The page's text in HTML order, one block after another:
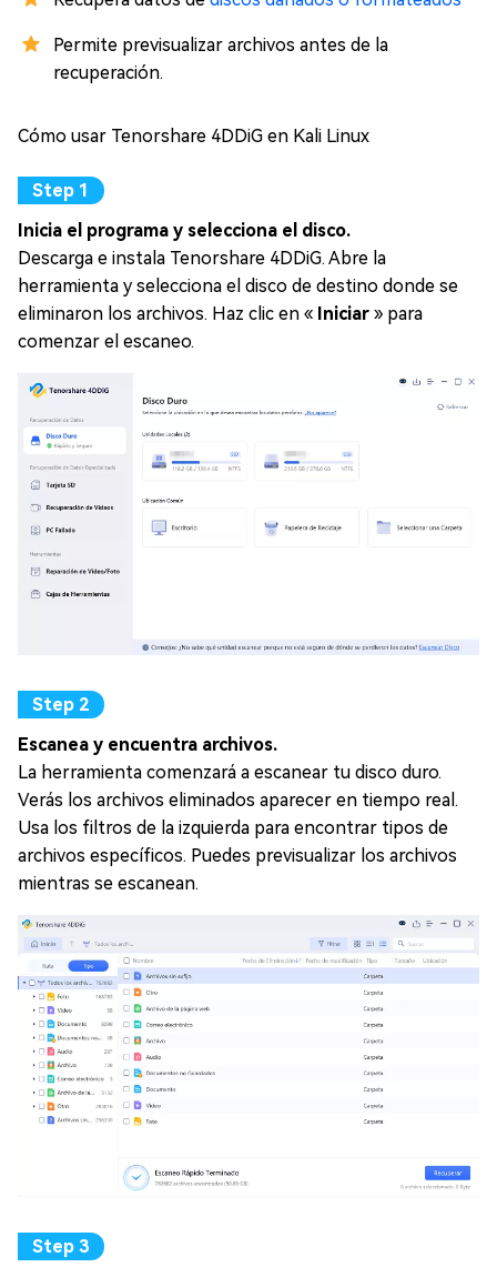
Permite previsualizar archivos antes de la
recuperación.
Cómo usar Tenorshare 4DDiG en Kali Linux
Inicia el programa y selecciona el disco.
Descarga e instala Tenorshare 4DDiG. Abre la
herramienta y selecciona el disco de destino donde se
eliminaron los archivos. Haz clic en « Iniciar » para
comenzar el escaneo.
Escanea y encuentra archivos.
La herramienta comenzará a escanear tu disco duro.
Verás los archivos eliminados aparecer en tiempo real.
Usa los filtros de la izquierda para encontrar tipos de
archivos específicos. Puedes previsualizar los archivos
mientras se escanean.